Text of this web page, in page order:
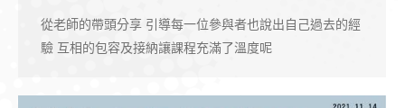
從老師的帶頭分享 引導每一位參與者也說出自己過去的經
驗 互相的包容及接納讓課程充滿了溫度呢